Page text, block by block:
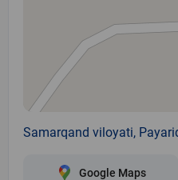
Samarqand viloyati,
Google Maps